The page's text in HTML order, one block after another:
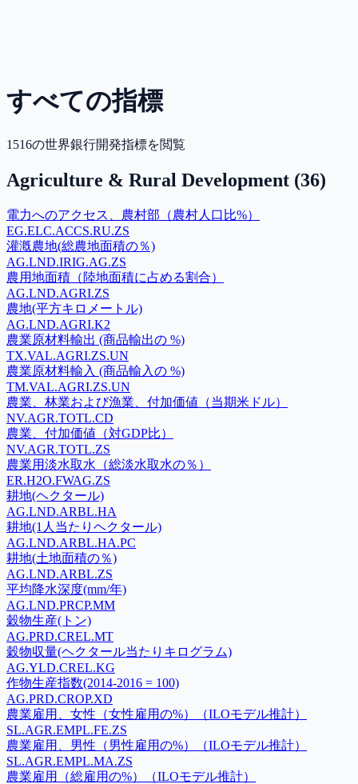
すべての指標
1516の世界銀行開発指標を閲覧
Agriculture & Rural Development (36)
電力へのアクセス、農村部（農村人口比%）
EG.ELC.ACCS.RU.ZS
灌漑農地(総農地面積の％)
AG.LND.IRIG.AG.ZS
農用地面積（陸地面積に占める割合）
AG.LND.AGRI.ZS
農地(平方キロメートル)
AG.LND.AGRI.K2
農業原材料輸出 (商品輸出の %)
TX.VAL.AGRI.ZS.UN
農業原材料輸入 (商品輸入の %)
TM.VAL.AGRI.ZS.UN
農業、林業および漁業、付加価値（当期米ドル）
NV.AGR.TOTL.CD
農業、付加価値（対GDP比）
NV.AGR.TOTL.ZS
農業用淡水取水（総淡水取水の％）
ER.H2O.FWAG.ZS
耕地(ヘクタール)
AG.LND.ARBL.HA
耕地(1人当たりヘクタール)
AG.LND.ARBL.HA.PC
耕地(土地面積の％)
AG.LND.ARBL.ZS
平均降水深度(mm/年)
AG.LND.PRCP.MM
穀物生産(トン)
AG.PRD.CREL.MT
穀物収量(ヘクタール当たりキログラム)
AG.YLD.CREL.KG
作物生産指数(2014-2016 = 100)
AG.PRD.CROP.XD
農業雇用、女性（女性雇用の%）（ILOモデル推計）
SL.AGR.EMPL.FE.ZS
農業雇用、男性（男性雇用の%）（ILOモデル推計）
SL.AGR.EMPL.MA.ZS
農業雇用（総雇用の%）（ILOモデル推計）